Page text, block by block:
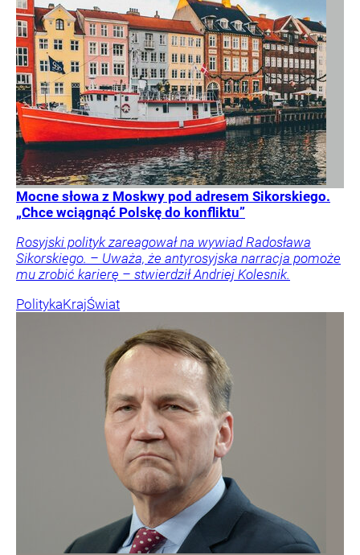
Mocne słowa z Moskwy pod adresem Sikorskiego.
„Chce wciągnąć Polskę do konfliktu”
Rosyjski polityk zareagował na wywiad Radosława
Sikorskiego. – Uważa, że antyrosyjska narracja pomoże
mu zrobić karierę – stwierdził Andriej Kolesnik.
PolitykaKrajŚwiat